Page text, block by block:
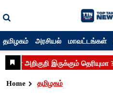
தமிழகம் அரசியல் மாவட்டங்கள்
Home தமிழகம்